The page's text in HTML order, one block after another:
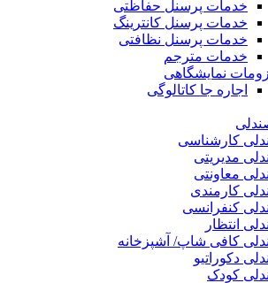
خدمات پرسنل حفاظتی
خدمات پرسنل کانترینگ
خدمات پرسنل نظافتی
خدمات مترجم
نمایشگاهی
اجاره جا کاتالوگی
کارشناسی
مدیریتی
معاونتی
کارمندی
کنفرانسی
انتظار
کافی شاپ/ آشپزخانه
دکوراتیو
کودک